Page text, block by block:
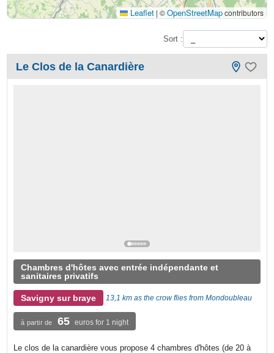
Leaflet | ©OpenStreetMapcontributors
Sort :
Le Clos de la Canardière
Chambres d'hôtes avec entrée indépendante et
sanitaires privatifs
Savigny sur braye 13,1 km as the crow flies from Mondoubleau
à partir de 65 euros for 1 night
Le clos de la canardière vous propose 4 chambres d'hôtes (de 20 à